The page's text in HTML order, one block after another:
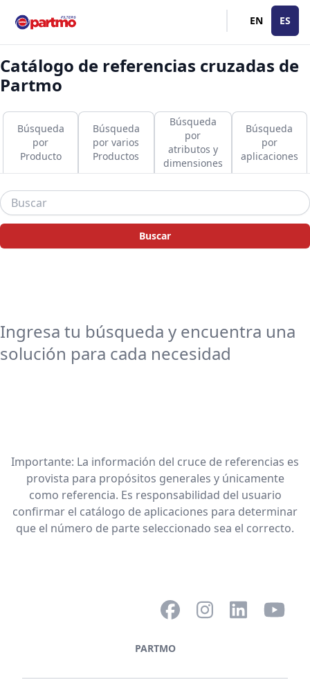
EN ES
Catálogo de referencias cruzadas de
Partmo
Búsqueda
por
Producto
Búsqueda
por varios
Productos
Búsqueda
por
atributos y
dimensiones
Búsqueda
por
aplicaciones
Buscar
Ingresa tu búsqueda y encuentra una
solución para cada necesidad
Importante: La información del cruce de referencias es
provista para propósitos generales y únicamente
como referencia. Es responsabilidad del usuario
confirmar el catálogo de aplicaciones para determinar
que el número de parte seleccionado sea el correcto.
PARTMO